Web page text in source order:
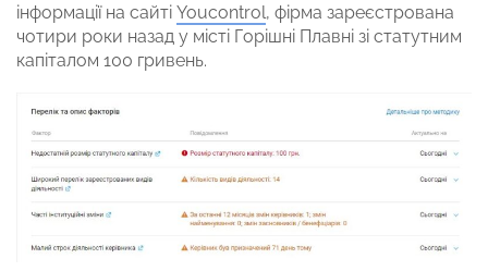
інформації на сайті Youcontrol, фірма зареєстрована
чотири роки назад у місті Горішні Плавні зі статутним
капіталом 100 гривень.